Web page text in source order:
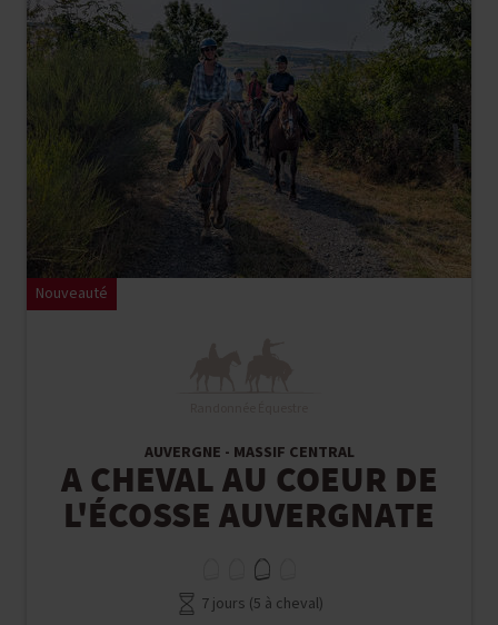
Nouveauté
AUVERGNE - MASSIF CENTRAL
A CHEVAL AU COEUR DE
L'ÉCOSSE AUVERGNATE
7 jours (5 à cheval)